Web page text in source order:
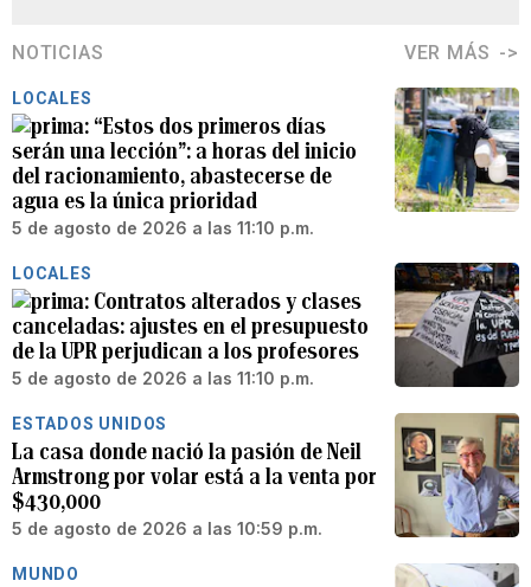
NOTICIAS VER MÁS
LOCALES
“Estos dos primeros días
serán una lección”: a horas del inicio
del racionamiento, abastecerse de
agua es la única prioridad
5 de agosto de 2026 a las 11:10 p.m.
LOCALES
Contratos alterados y clases
canceladas: ajustes en el presupuesto
de la UPR perjudican a los profesores
5 de agosto de 2026 a las 11:10 p.m.
ESTADOS UNIDOS
La casa donde nació la pasión de Neil
Armstrong por volar está a la venta por
$430,000
5 de agosto de 2026 a las 10:59 p.m.
MUNDO